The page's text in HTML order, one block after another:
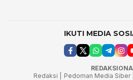
IKUTI MEDIA
Redaksi |
Pedoman Media Siber |